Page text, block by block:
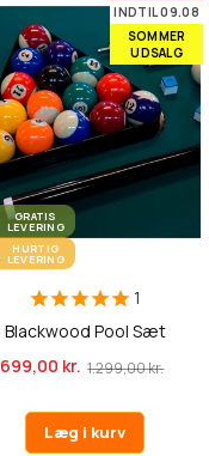
INDTIL 09.08
SOMMER
UDSALG
GRATIS
LEVERING
HURTIG
LEVERING
1
Blackwood Pool Sæt
699,00 kr. 1.299,00 kr.
Læg i kurv